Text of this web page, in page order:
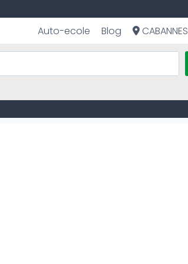
Auto-ecole Blog CABANNES